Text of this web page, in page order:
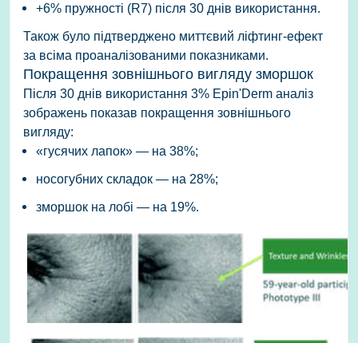
+6% пружності (R7) після 30 днів використання.
Також було підтверджено миттєвий ліфтинг-ефект
за всіма проаналізованими показниками.
Покращення зовнішнього вигляду зморшок
Після 30 днів використання 3% Epin'Derm аналіз
зображень показав покращення зовнішнього
вигляду:
«гусячих лапок» — на 38%;
носогубних складок — на 28%;
зморшок на лобі — на 19%.